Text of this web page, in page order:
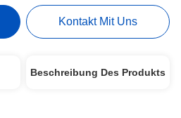
Kontakt Mit Uns
Beschreibung Des Produkts